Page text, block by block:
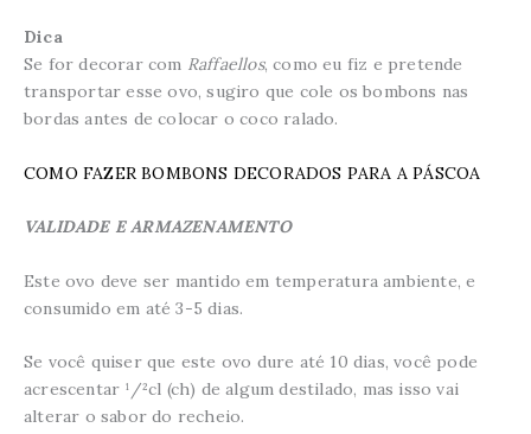
Dica
Se for decorar com Raffaellos, como eu fiz e pretende
transportar esse ovo, sugiro que cole os bombons nas
bordas antes de colocar o coco ralado.
COMO FAZER BOMBONS DECORADOS PARA A PÁSCOA
VALIDADE E ARMAZENAMENTO
Este ovo deve ser mantido em temperatura ambiente, e
consumido em até 3-5 dias.
Se você quiser que este ovo dure até 10 dias, você pode
acrescentar ¹/²cl (ch) de algum destilado, mas isso vai
alterar o sabor do recheio.